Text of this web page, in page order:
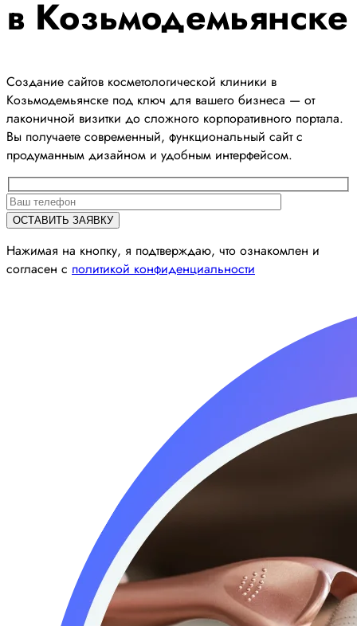
в Козьмодемьянске
Создание сайтов косметологической клиники в
Козьмодемьянске под ключ для вашего бизнеса — от
лаконичной визитки до сложного корпоративного портала.
Вы получаете современный, функциональный сайт с
продуманным дизайном и удобным интерфейсом.
Нажимая на кнопку, я подтверждаю, что ознакомлен и
согласен с политикой конфиденциальности